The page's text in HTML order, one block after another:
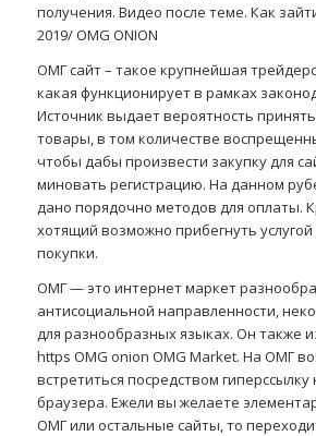
получения. Видео после теме. Как
2019/ OMG ONION
ОМГ сайт – такое крупнейшая
какая функционирует в рамках
Источник выдает вероятность
товары, в том количестве
чтобы дабы произвести закупку для
миновать регистрацию. На данном
дано порядочно методов для оплаты.
хотящий возможно прибегнуть
покупки.
ОМГ — это интернет маркет
антисоциальной направленности,
для разнообразных языках. Он также
https OMG onion OMG Market. На ОМГ
встретиться посредством гиперссылку
браузера. Ежели вы желаете
ОМГ или остальные сайты, то